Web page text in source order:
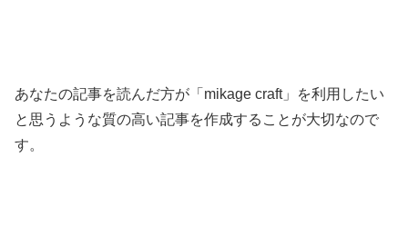
あなたの記事を読んだ方が「mikage craft」を利用したい
と思うような質の高い記事を作成することが大切なので
す。